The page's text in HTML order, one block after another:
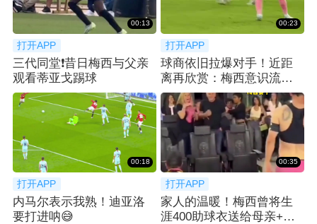
00:13
打开APP
三代同堂❗️昔日梅西与父亲
观看蒂亚戈踢球
00:23
打开APP
球商依旧拉爆对手！近距
离再欣赏：梅西意识流跑
位不停球垫射破门
00:18
打开APP
内马尔表示我熟！迪亚洛
要打进呐😅
00:35
打开APP
家人的温暖！梅西曾将生
涯400助球衣送给母亲+一